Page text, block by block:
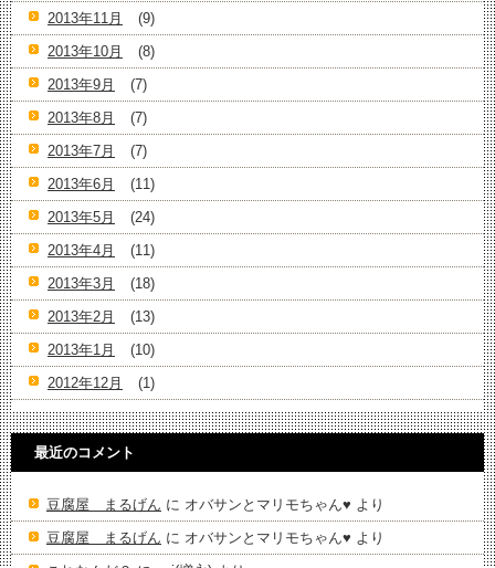
2013年11月
(9)
2013年10月
(8)
2013年9月
(7)
2013年8月
(7)
2013年7月
(7)
2013年6月
(11)
2013年5月
(24)
2013年4月
(11)
2013年3月
(18)
2013年2月
(13)
2013年1月
(10)
2012年12月
(1)
最近のコメント
豆腐屋 まるげん に オバサンとマリモちゃん♥️ より
豆腐屋 まるげん に オバサンとマリモちゃん♥️ より